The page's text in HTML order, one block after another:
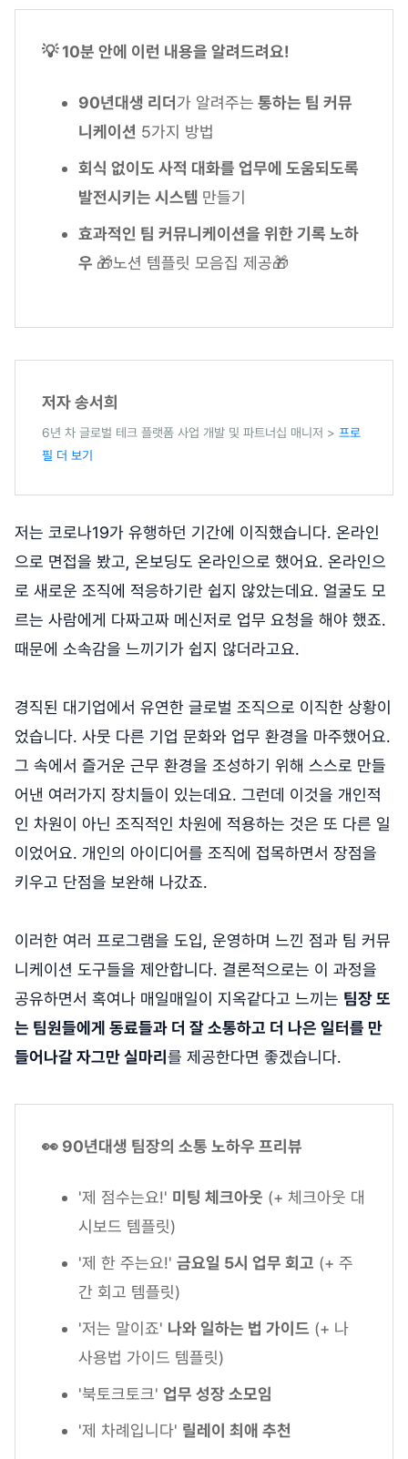
💡 10분 안에 이런 내용을 알려드려요!
90년대생 리더 가 알려주는 통하는 팀 커뮤
니케이션 5가지 방법
회식 없이도 사적 대화를 업무에 도움되도록
발전시키는 시스템 만들기
효과적인 팀 커뮤니케이션을 위한 기록 노하
우 🎁노션 템플릿 모음집 제공🎁
저자 송서희
6년 차 글로벌 테크 플랫폼 사업 개발 및 파트너십 매니저 > 프로
필 더 보기
저는 코로나19가 유행하던 기간에 이직했습니다. 온라인
으로 면접을 봤고, 온보딩도 온라인으로 했어요. 온라인으
로 새로운 조직에 적응하기란 쉽지 않았는데요. 얼굴도 모
르는 사람에게 다짜고짜 메신저로 업무 요청을 해야 했죠.
때문에 소속감을 느끼기가 쉽지 않더라고요.
경직된 대기업에서 유연한 글로벌 조직으로 이직한 상황이
었습니다. 사뭇 다른 기업 문화와 업무 환경을 마주했어요.
그 속에서 즐거운 근무 환경을 조성하기 위해 스스로 만들
어낸 여러가지 장치들이 있는데요. 그런데 이것을 개인적
인 차원이 아닌 조직적인 차원에 적용하는 것은 또 다른 일
이었어요. 개인의 아이디어를 조직에 접목하면서 장점을
키우고 단점을 보완해 나갔죠.
이러한 여러 프로그램을 도입, 운영하며 느낀 점과 팀 커뮤
니케이션 도구들을 제안합니다. 결론적으로는 이 과정을
공유하면서 혹여나 매일매일이 지옥같다고 느끼는 팀장 또
는 팀원들에게 동료들과 더 잘 소통하고 더 나은 일터를 만
들어나갈 자그만 실마리 를 제공한다면 좋겠습니다.
👀 90년대생 팀장의 소통 노하우 프리뷰
'제 점수는요!' 미팅 체크아웃 (+ 체크아웃 대
시보드 템플릿)
'제 한 주는요!' 금요일 5시 업무 회고 (+ 주
간 회고 템플릿)
'저는 말이죠' 나와 일하는 법 가이드 (+ 나
사용법 가이드 템플릿)
'북토크토크' 업무 성장 소모임
'제 차례입니다' 릴레이 최애 추천